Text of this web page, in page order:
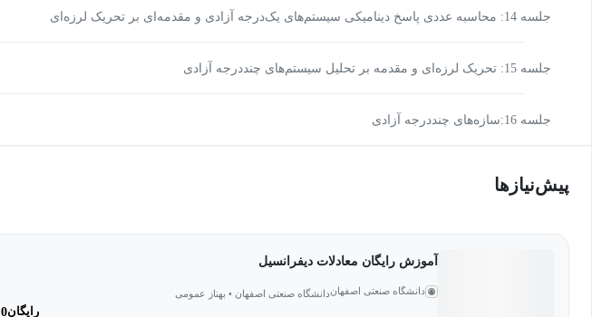
جلسه 14: محاسبه عددی پاسخ دینامیکی سیستم‌های یک‌درجه آزادی و مقدمه‌ای بر تحریک لرزه‌ای
جلسه 15: تحریک لرزه‌ای و مقدمه بر تحلیل سیستم‌های چنددرجه آزادی
جلسه 16:سازه‌های چنددرجه آزادی
پیش‌نیاز‌ها
آموزش رایگان معادلات دیفرانسیل
دانشگاه صنعتی اصفهاندانشگاه صنعتی اصفهان • بهناز عمومی
رایگان0